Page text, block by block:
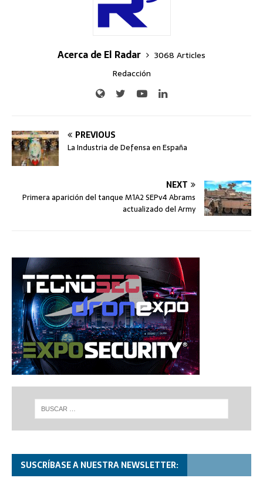
Acerca de El Radar
3068 Articles
Redacción
PREVIOUS
La Industria de Defensa en España
NEXT
Primera aparición del tanque M1A2 SEPv4 Abrams
actualizado del Army
SUSCRÍBASE A NUESTRA NEWSLETTER: